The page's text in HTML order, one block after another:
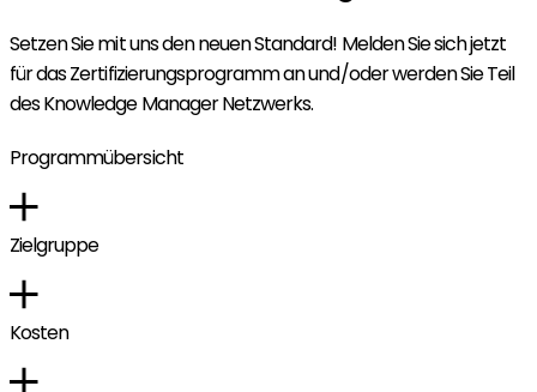
Setzen Sie mit uns den neuen Standard! Melden Sie sich jetzt
für das Zertifizierungsprogramm an und/oder werden Sie Teil
des Knowledge Manager Netzwerks.
Programmübersicht
Zielgruppe
Kosten